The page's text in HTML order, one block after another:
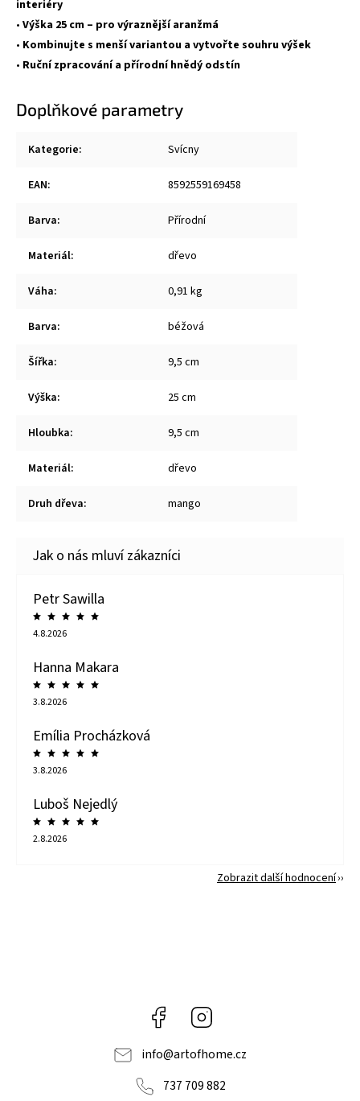
interiéry
• Výška 25 cm – pro výraznější aranžmá
• Kombinujte s menší variantou a vytvořte souhru výšek
• Ruční zpracování a přírodní hnědý odstín
Doplňkové parametry
Kategorie: Svícny
EAN: 8592559169458
Barva: Přírodní
Materiál: dřevo
Váha: 0,91 kg
Barva: béžová
Šířka: 9,5 cm
Výška: 25 cm
Hloubka: 9,5 cm
Materiál: dřevo
Druh dřeva: mango
Petr Sawilla
4.8.2026
Hanna Makara
3.8.2026
Emília Procházková
3.8.2026
Luboš Nejedlý
2.8.2026
Zobrazit další hodnocení
Facebook
info@artofhome.cz
737 709 882